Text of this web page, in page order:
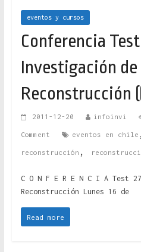
eventos y cursos
Conferencia
Investigación de
Reconstrucción
2011-12-20 infoinvi
Comment eventos en chile
reconstrucción ,
C O N F E R E N C I A Test
Reconstrucción Lunes 16 de
Read more